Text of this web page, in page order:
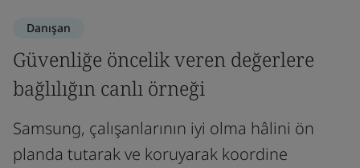
Danışan
Güvenliğe öncelik veren değerlere
bağlılığın canlı örneği
Samsung, çalışanlarının iyi olma hâlini ön
planda tutarak ve koruyarak koordine